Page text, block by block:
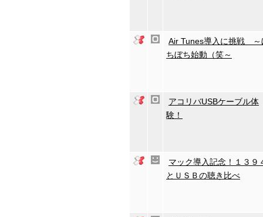
Air Tunes導入に挑戦 ～
ちぼち始動（笑～
アコリバUSBケーブル体
験！
マック導入記念！１３９
とＵＳＢの聴き比べ